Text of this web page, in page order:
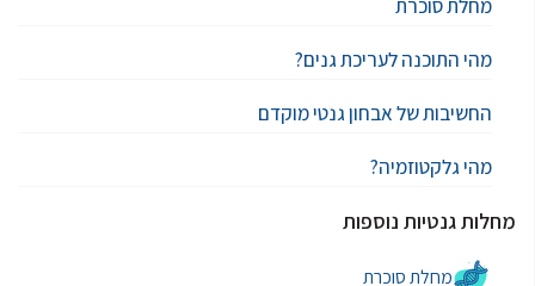
מחלת סוכרת
מהי התוכנה לעריכת גנים?
החשיבות של אבחון גנטי מוקדם
מהי גלקטוזמיה?
מחלות גנטיות נוספות
מחלת סוכרת